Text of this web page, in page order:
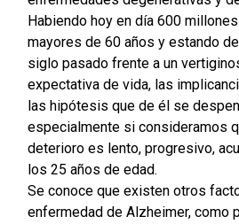
Habiendo hoy en día 600
mayores de 60 años y estando
siglo pasado frente a un
expectativa de vida, las
las hipótesis que de él se
especialmente si consideramos
deterioro es lento, progresivo,
los 25 años de edad.
Se conoce que existen otros
enfermedad de Alzheimer, como